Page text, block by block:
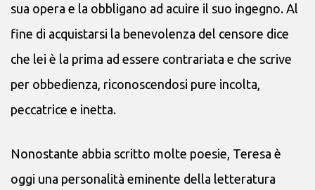
sua opera e la obbligano ad acuire il suo ingegno. Al
fine di acquistarsi la benevolenza del censore dice
che lei è la prima ad essere contrariata e che scrive
per obbedienza, riconoscendosi pure incolta,
peccatrice e inetta.
Nonostante abbia scritto molte poesie, Teresa è
oggi una personalità eminente della letteratura